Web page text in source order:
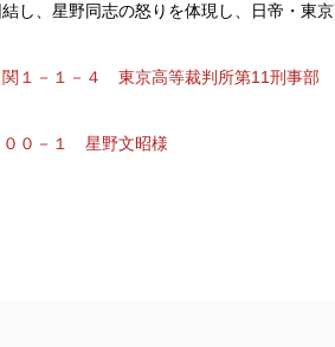
し、星野同志の怒りを体現し、日帝・東
関１－１－４ 東京高等裁判所第11刑事部
００－１ 星野文昭様